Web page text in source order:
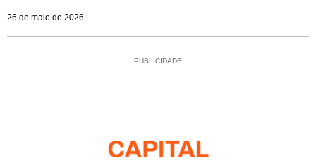
26 de maio de 2026
PUBLICIDADE